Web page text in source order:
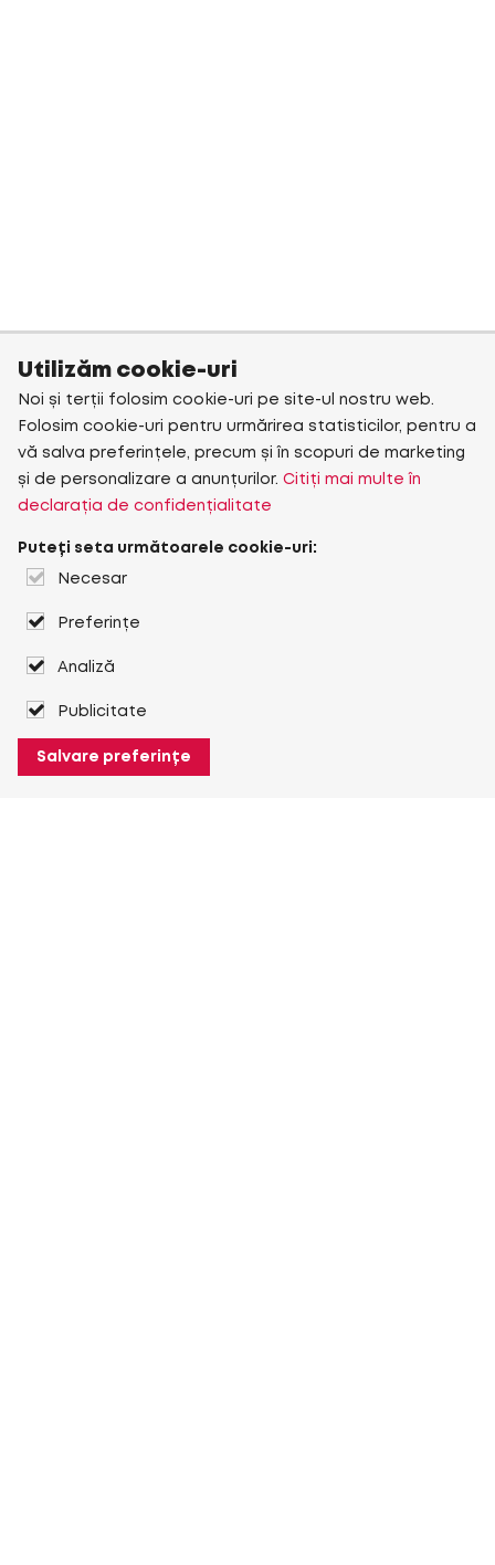
Utilizăm cookie-uri
Noi și terții folosim cookie-uri pe site-ul nostru web.
Folosim cookie-uri pentru urmărirea statisticilor, pentru a
vă salva preferințele, precum și în scopuri de marketing
și de personalizare a anunțurilor. Citiți mai multe în
declarația de confidențialitate
Puteți seta următoarele cookie-uri:
Necesar
Preferințe
Analiză
Publicitate
Salvare preferințe